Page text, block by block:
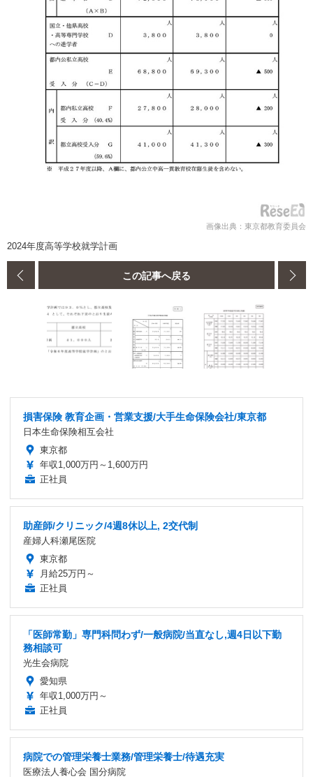
画像出典：東京都教育委員会
2024年度高等学校就学計画
この記事へ戻る
損害保険 教育企画・営業支援/大手生命保険会社/東京都
日本生命保険相互会社
東京都
年収1,000万円～1,600万円
正社員
助産師/クリニック/4週8休以上, 2交代制
産婦人科瀬尾医院
東京都
月給25万円～
正社員
「医師常勤」専門科問わず/一般病院/当直なし,週4日以下勤
務相談可
光生会病院
愛知県
年収1,000万円～
正社員
病院での管理栄養士業務/管理栄養士/待遇充実
医療法人養心会 国分病院